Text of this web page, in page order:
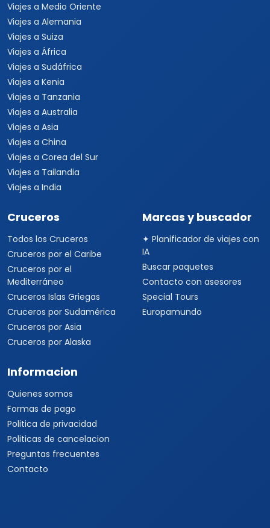
Viajes a Medio Oriente
Viajes a Alemania
Viajes a Suiza
Viajes a África
Viajes a Sudáfrica
Viajes a Kenia
Viajes a Tanzania
Viajes a Australia
Viajes a Asia
Viajes a China
Viajes a Corea del Sur
Viajes a Tailandia
Viajes a India
Cruceros
Todos los Cruceros
Cruceros por el Caribe
Cruceros por el
Mediterráneo
Cruceros Islas Griegas
Cruceros por Sudamérica
Cruceros por Asia
Cruceros por Alaska
Marcas y buscador
✦ Planificador de viajes con
IA
Buscar paquetes
Contacto con asesores
Special Tours
Europamundo
Informacion
Quienes somos
Formas de pago
Politica de privacidad
Politicas de cancelacion
Preguntas frecuentes
Contacto